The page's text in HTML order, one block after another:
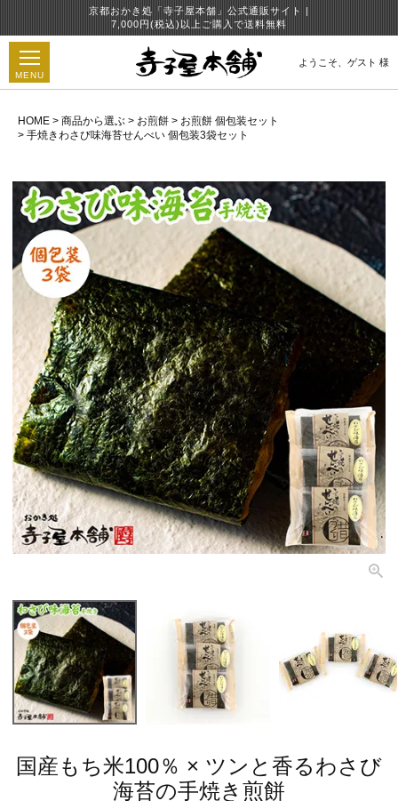
京都おかき処「寺子屋本舗」公式通販サイト |
7,000円(税込)以上ご購入で送料無料
MENU
ようこそ、 ゲスト 様
HOME 商品から選ぶ お煎餅
お煎餅 個包装セット
手焼きわさび味海苔せんべい 個包装3袋セット
国産もち米100％ × ツンと香るわさび
海苔の手焼き煎餅